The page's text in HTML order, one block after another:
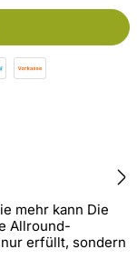
mehr kann Die
Allround-
erfüllt, sondern